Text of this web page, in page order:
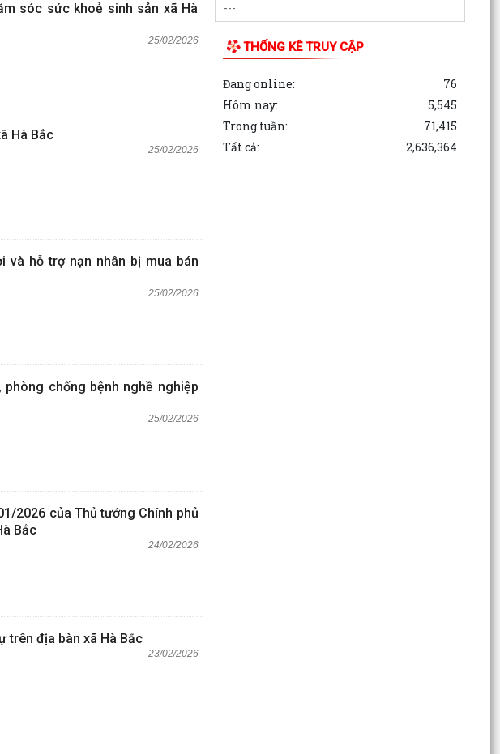
sóc sức khoẻ sinh sản xã Hà
25/02/2026
Hà Bắc
25/02/2026
và hỗ trợ nạn nhân bị mua bán
25/02/2026
chống bệnh nghề nghiệp
25/02/2026
2026 của Thủ tướng Chính phủ
Bắc
24/02/2026
trên địa bàn xã Hà Bắc
23/02/2026
THỐNG KÊ TRUY CẬP
Đang online:
76
Hôm nay:
5,545
Trong tuần:
71,415
Tất cả:
2,636,364